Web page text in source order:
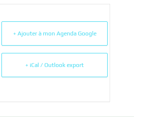
+ Ajouter à mon Agenda Google
+ iCal / Outlook export